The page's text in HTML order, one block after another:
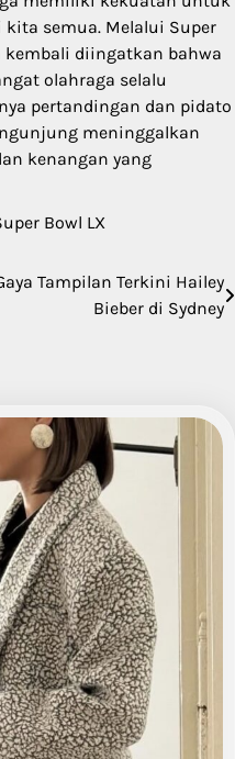
semua. Melalui Super
kembali diingatkan bahwa
olahraga selalu
pertandingan dan pidato
meninggalkan
kenangan yang
Bowl LX
Tampilan Terkini Hailey
Bieber di Sydney